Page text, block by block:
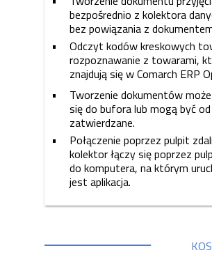
Tworzenie dokumentów
się do bufora lub mogą być
zatwierdzane.
Połączenie poprzez pulpit
kolektor łączy się poprzez
do komputera, na którym
jest aplikacja.
bezpośrednio z kolektora
bez powiązania z
Odczyt kodów kreskowych
rozpoznawanie z towarami,
znajdują się w Comarch ERP